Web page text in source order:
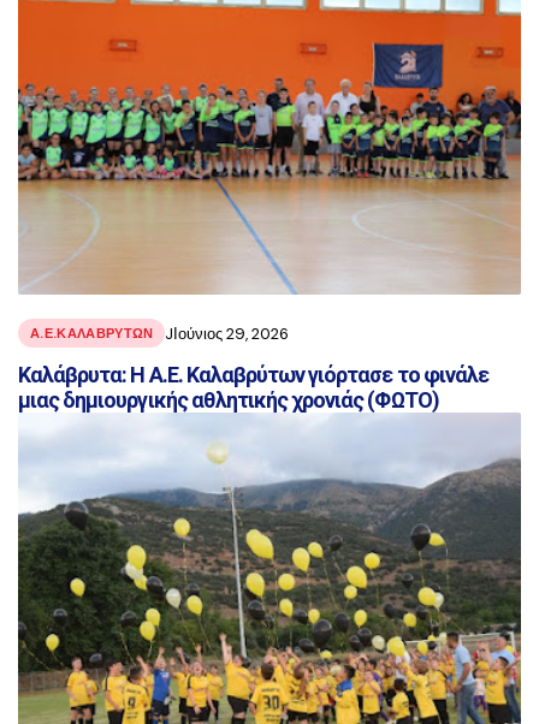
Α.Ε.ΚΑΛΑΒΡΥΤΩΝ JΙούνιος 29, 2026
Καλάβρυτα: Η Α.Ε. Καλαβρύτων γιόρτασε το φινάλε
μιας δημιουργικής αθλητικής χρονιάς (ΦΩΤΟ)